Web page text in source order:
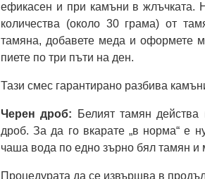
ефикасен и при камъни в жлъчката.
количества (около 30 грама) от
тамяна, добавете меда и оформете
пиете по три пъти на ден.
Тази смес гарантирано разбива
Черен дроб:
Белият тамян
дроб. За да го вкарате „в норма“ е
чаша вода по едно зърно бял тамян и
Процедурата да се извършва в